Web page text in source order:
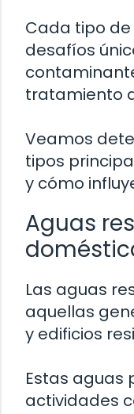
Cada tipo
desafíos
tratamiento
Veamos
tipos
y cómo
Aguas
Las aguas
aquellas
y edificios
Estas aguas
actividades